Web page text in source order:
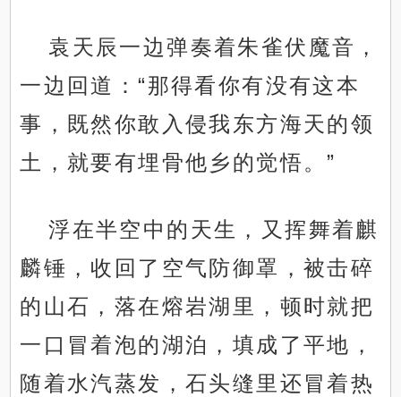
袁天辰一边弹奏着朱雀伏魔音，
一边回道：“那得看你有没有这本
事，既然你敢入侵我东方海天的领
土，就要有埋骨他乡的觉悟。”
浮在半空中的天生，又挥舞着麒
麟锤，收回了空气防御罩，被击碎
的山石，落在熔岩湖里，顿时就把
一口冒着泡的湖泊，填成了平地，
随着水汽蒸发，石头缝里还冒着热